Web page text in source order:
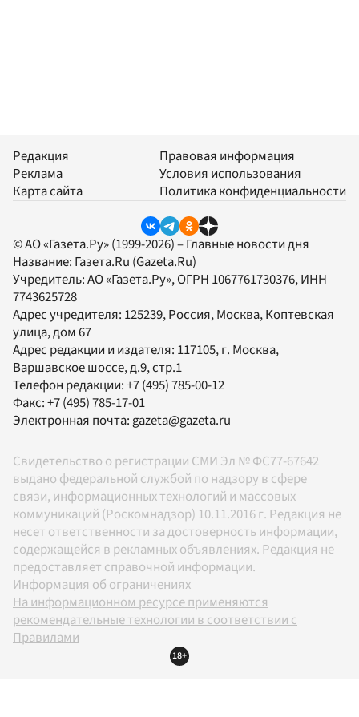
Редакция
Реклама
Карта сайта
Правовая информация
Условия использования
Политика конфиденциальности
© АО «Газета.Ру» (1999-2026) – Главные новости дня
Название: Газета.Ru (Gazeta.Ru)
Учредитель:АО «Газета.Ру», ОГРН 1067761730376, ИНН
7743625728
Адрес учредителя: 125239, Россия, Москва, Коптевская
улица, дом 67
Адрес редакции и издателя: 117105, г. Москва,
Варшавское шоссе, д.9, стр.1
Телефон редакции:+7 (495) 785-00-12
Факс:+7 (495) 785-17-01
Электронная почта:gazeta@gazeta.ru
Свидетельство о регистрации СМИ Эл № ФС77-67642
выдано федеральной службой по надзору в сфере
связи, информационных технологий и массовых
коммуникаций (Роскомнадзор) 10.11.2016 г. Редакция не
несет ответственности за достоверность информации,
содержащейся в рекламных объявлениях. Редакция не
предоставляет справочной информации.
Информация об ограничениях
На информационном ресурсе применяются
рекомендательные технологии в соответствии с
Правилами
18+